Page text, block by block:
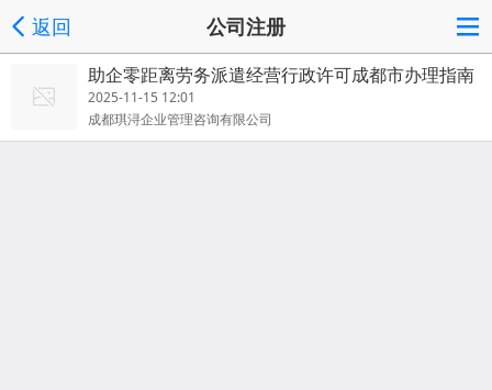
返回 公司注册
助企零距离劳务派遣经营行政许可成都市办理指南
2025-11-15 12:01
成都琪浔企业管理咨询有限公司